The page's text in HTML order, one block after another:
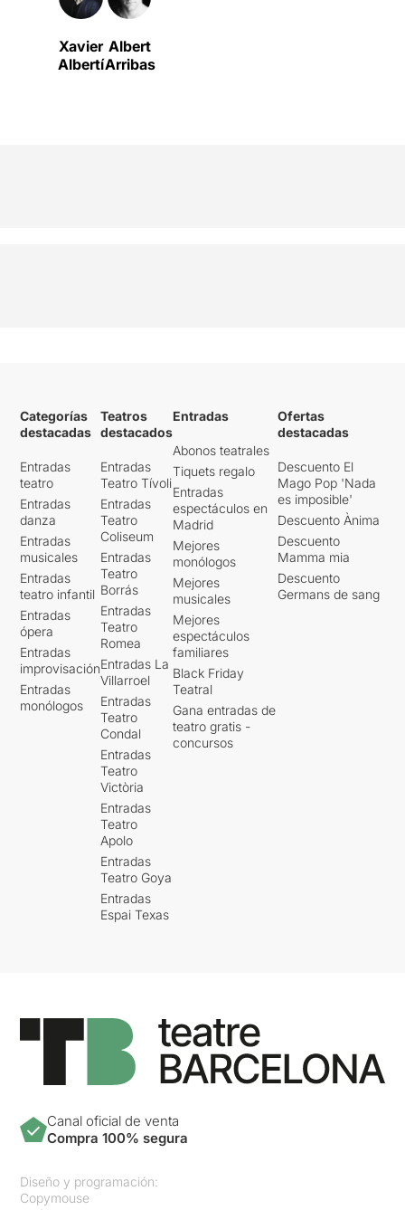
Xavier
Albertí
Albert
Arribas
Categorías
destacadas
Entradas
teatro
Entradas
danza
Entradas
musicales
Entradas
teatro infantil
Entradas
ópera
Entradas
improvisación
Entradas
monólogos
Teatros
destacados
Entradas
Teatro Tívoli
Entradas
Teatro
Coliseum
Entradas
Teatro
Borrás
Entradas
Teatro
Romea
Entradas La
Villarroel
Entradas
Teatro
Condal
Entradas
Teatro
Victòria
Entradas
Teatro
Apolo
Entradas
Teatro Goya
Entradas
Espai Texas
Entradas
Abonos teatrales
Tiquets regalo
Entradas
espectáculos en
Madrid
Mejores
monólogos
Mejores
musicales
Mejores
espectáculos
familiares
Black Friday
Teatral
Gana entradas de
teatro gratis -
concursos
Ofertas
destacadas
Descuento El
Mago Pop 'Nada
es imposible'
Descuento Ànima
Descuento
Mamma mia
Descuento
Germans de sang
Canal oficial de venta
Compra 100% segura
Diseño y programación:
Copymouse